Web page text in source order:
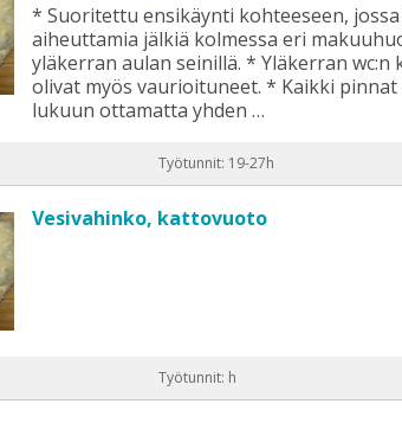
* Suoritettu ensikäynti kohteeseen,
aiheuttamia jälkiä kolmessa eri
yläkerran aulan seinillä. * Yläkerran wc:n
olivat myös vaurioituneet. * Kaikki
lukuun ottamatta yhden …
Työtunnit: 19-27h
Vesivahinko, kattovuoto
Työtunnit: h